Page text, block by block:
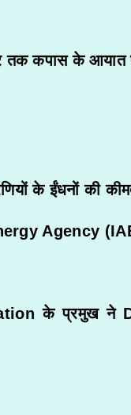
कपास के आयात
के ईंधनों की
Agency
के प्रमुख ने